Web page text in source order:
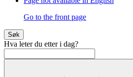
Go to the front page
Søk
Hva leter du etter i dag?